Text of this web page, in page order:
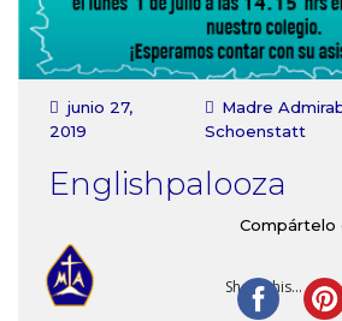
Documentos
Contactojunio 27,
2019
Madre
Schoenstatt
Englishpalooza
Compártelo
Share this...